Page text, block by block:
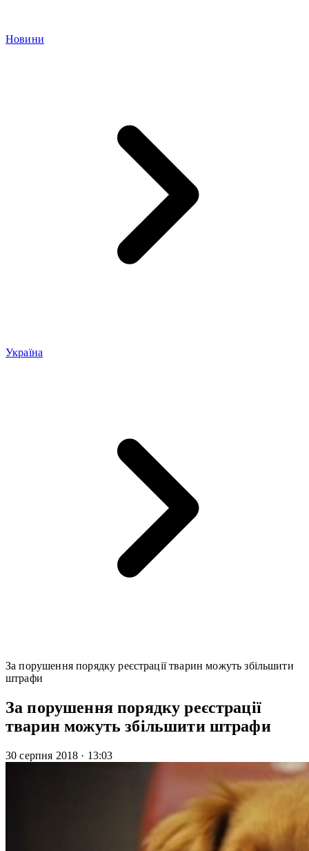
Новини
Україна
За порушення порядку реєстрації тварин можуть збільшити
штрафи
За порушення порядку реєстрації
тварин можуть збільшити штрафи
30 серпня 2018 · 13:03